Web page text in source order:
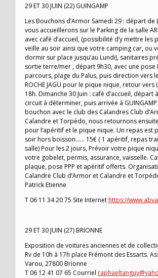
29 ET 30 JUIN (22) GUINGAMP
Les Bouchons d’Armor Samedi 29 : départ de
vous accueillerons sur le Parking de la salle
avec café d’accueil, (possibilité d’y mettre les
veille au soir ainsi que votre camping car, ou
dormir sur place jusqu’au Lundi), sanitaires
sortie terre/mer , départ 9h30, avec une pose
parcours, plage du Palus, puis direction vers
ROCHE JAGU pour le pique nique, retour vers
18h. Dimanche 30 Juin : café d’accueil, départ
circuit à déterminer, puis arrivée à
bouchon avec le club des Calandres Club
Calandre et Torpédo, nous retournons
pour l’apéritif et le pique nique. Un repas est
soir hors boisson…… 15€ ( 1 apéritif, repas
salle) Pour les 2 jours, Prévoir votre pique
votre gobelet, permis, assurance, vaisselle.
plaque, pose PPP et apéritif offerts.
Calandre Club d’Armor et Calandre et
Patrick Etienne
T 06 11 34 20 75 Site Internethttps://
29 ET 30 JUIN (27) BRIONNE
Exposition de voitures anciennes et de
Rv de 10h à 17h place Frémont des Essarts.
Varou, 27800 Brionne
T 06 12 41 07 65 Courriel